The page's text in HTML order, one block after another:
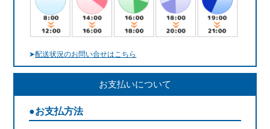
➤配送状況のお問い合せはこちら
お支払いについて
●お支払方法